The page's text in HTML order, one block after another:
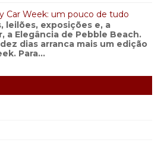
Car Week: um pouco de tudo
leilões, exposições e, a
a Elegância de Pebble Beach.
dias arranca mais um edição
Para...